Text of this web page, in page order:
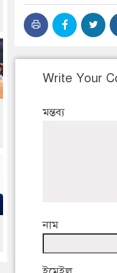
Write Your
মন্তব্য
নাম